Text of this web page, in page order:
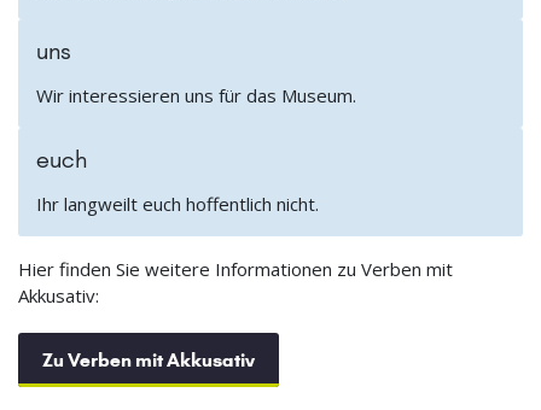
uns
Wir interessieren uns für das Museum.
euch
Ihr langweilt euch hoffentlich nicht.
Hier finden Sie weitere Informationen zu Verben mit
Akkusativ:
Zu Verben mit Akkusativ